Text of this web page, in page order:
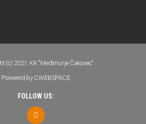
(c) 2021. KK "Međimurje Čakovec"
Powered by CWEBSPACE
FOLLOW US: